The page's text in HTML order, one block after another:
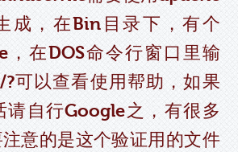
成，在Bin目录下，有个
，在DOS命令行窗口里输
可以查看使用帮助，如果
请自行Google之，有很多
意的是这个验证用的文件